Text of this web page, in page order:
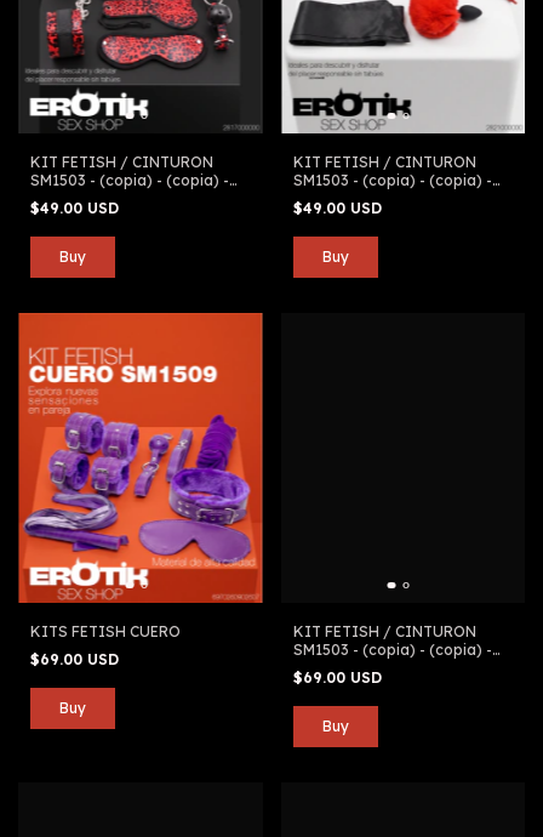
KIT FETISH / CINTURON
SM1503 - (copia) - (copia) -
(copia) - (copia) - (copia)
$49.00 USD
KIT FETISH / CINTURON
SM1503 - (copia) - (copia) -
(copia) - (copia)
$49.00 USD
KITS FETISH CUERO
$69.00 USD
KIT FETISH / CINTURON
SM1503 - (copia) - (copia) -
(copia)
$69.00 USD